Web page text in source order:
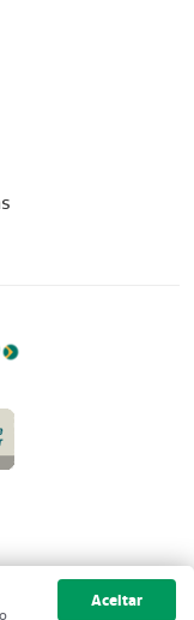
do
Aceitar